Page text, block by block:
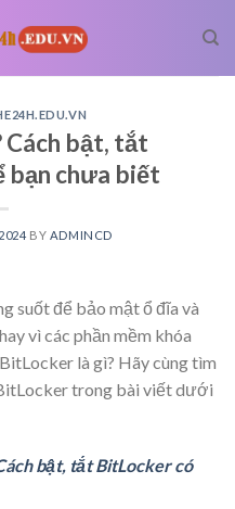
bật, tắt
bạn chưa biết
BY ADMINCD
suốt để bảo mật ổ đĩa và
vì các phần mềm khóa
là gì? Hãy cùng tìm
trong bài viết dưới
bật, tắt BitLocker có